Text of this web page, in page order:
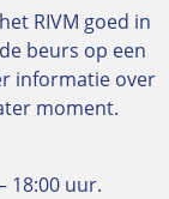
RIVM goed in
beurs op een
informatie over
moment.
18:00 uur.